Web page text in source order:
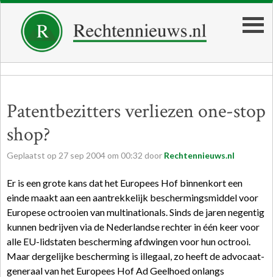
Patentbezitters verliezen one-stop
shop?
Geplaatst op 27 sep 2004 om 00:32 door Rechtennieuws.nl
Er is een grote kans dat het Europees Hof binnenkort een
einde maakt aan een aantrekkelijk beschermingsmiddel voor
Europese octrooien van multinationals. Sinds de jaren negentig
kunnen bedrijven via de Nederlandse rechter in één keer voor
alle EU-lidstaten bescherming afdwingen voor hun octrooi.
Maar dergelijke bescherming is illegaal, zo heeft de advocaat-
generaal van het Europees Hof Ad Geelhoed onlangs